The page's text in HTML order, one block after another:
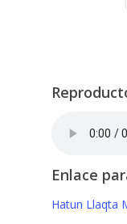
Enlace
Hatun Llaqta